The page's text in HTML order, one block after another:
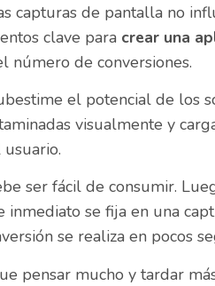
capturas de pantalla no
clave para crear una
número de conversiones.
el potencial de los
visualmente y
ser fácil de consumir.
inmediato se fija en una
se realiza en pocos
pensar mucho y tardar